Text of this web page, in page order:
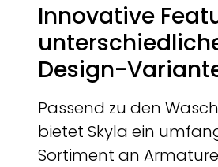
Innovative
Design-
Passend zu den
bietet Skyla ein
Sortiment an